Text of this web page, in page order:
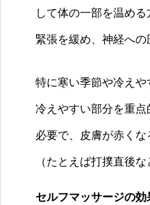
して体の一部を温め
緊張を緩め、神経へ
特に寒い季節や冷え
冷えやすい部分を重
必要で、皮膚が赤く
（たとえば打撲直後
セルフマッサージの効